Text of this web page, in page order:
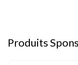
Produits